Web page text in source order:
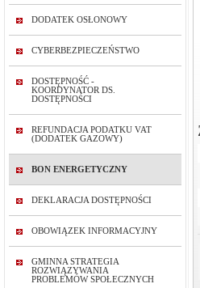
DODATEK OSŁONOWY
CYBERBEZPIECZEŃSTWO
DOSTĘPNOŚĆ -
KOORDYNATOR DS.
DOSTĘPNOŚCI
REFUNDACJA PODATKU VAT
(DODATEK GAZOWY)
BON ENERGETYCZNY
DEKLARACJA DOSTĘPNOŚCI
OBOWIĄZEK INFORMACYJNY
GMINNA STRATEGIA
ROZWIĄZYWANIA
PROBLEMÓW SPOŁECZNYCH